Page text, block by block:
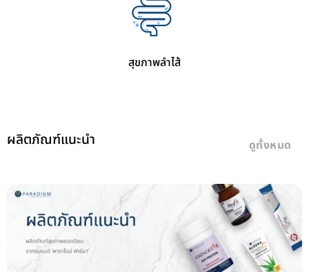
สุขภาพลำไส้
ผลิตภัณฑ์แนะนำ ดูทั้งหมด